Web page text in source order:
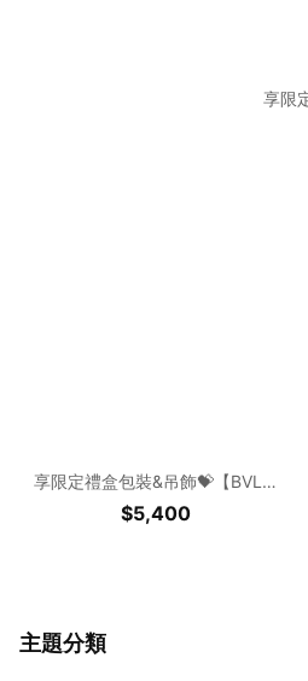
享限定禮盒包裝&吊飾💝【BVLGARI】寶格麗帝王紅茶香香氛沐浴組(帝王紅茶香香氛身體乳300ML+沐浴膠300ML+白茶中性淡香水10ML)送禮首選✨
$5,400
主題分類